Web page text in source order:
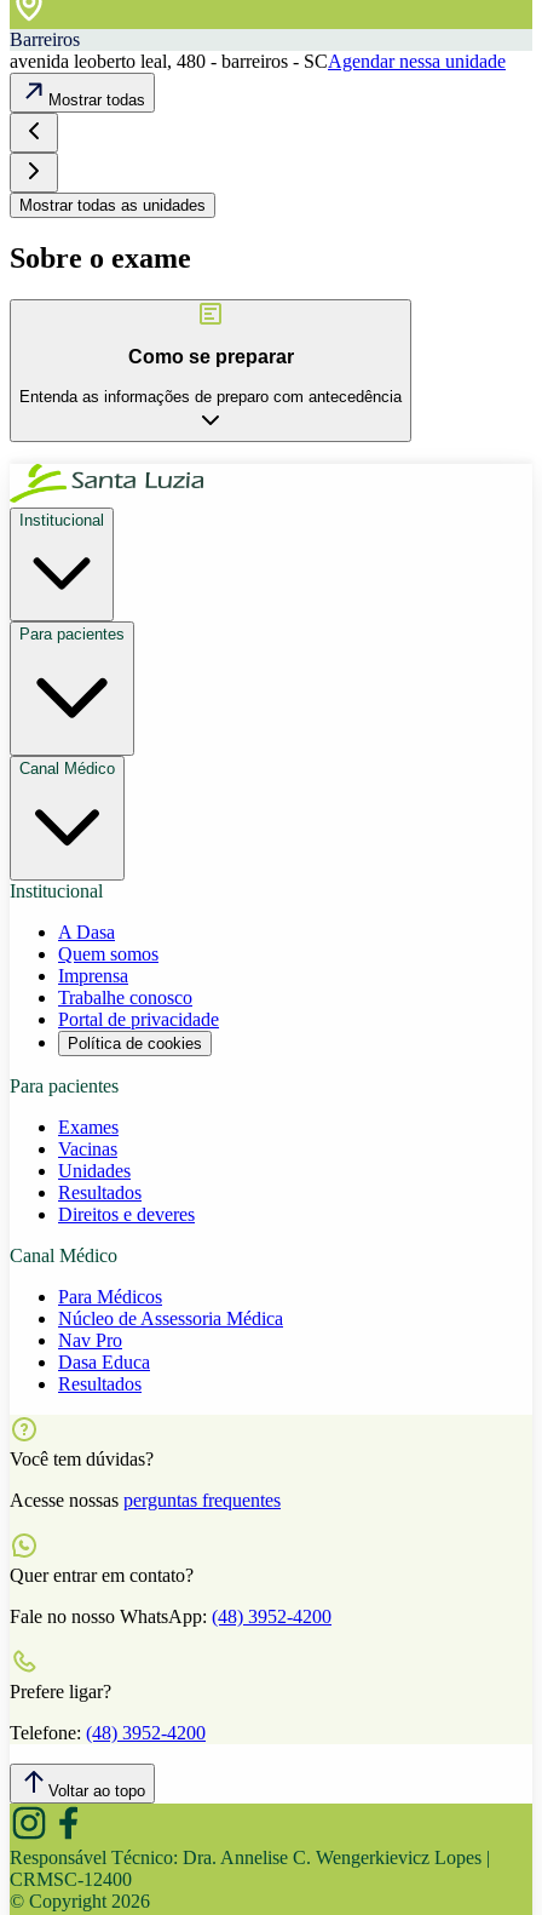
Barreiros
avenida leoberto leal, 480 - barreiros - SCAgendar nessa unidade
Mostrar todas
Mostrar todas as unidades
Sobre o exame
Como se preparar
Entenda as informações de preparo com antecedência
Institucional
Para pacientes
Canal Médico
Institucional
A Dasa
Quem somos
Imprensa
Trabalhe conosco
Portal de privacidade
Política de cookies
Para pacientes
Exames
Vacinas
Unidades
Resultados
Direitos e deveres
Canal Médico
Para Médicos
Núcleo de Assessoria Médica
Nav Pro
Dasa Educa
Resultados
Você tem dúvidas?
Acesse nossas perguntas frequentes
Quer entrar em contato?
Fale no nosso WhatsApp: (48) 3952-4200
Prefere ligar?
Telefone: (48) 3952-4200
Voltar ao topo
Responsável Técnico: Dra. Annelise C. Wengerkievicz Lopes |
CRMSC-12400
© Copyright2026